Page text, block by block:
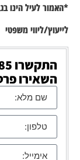
*האמור לעיל הינו
לייעוץ/ליווי משפטי
התקשרו
השאירו